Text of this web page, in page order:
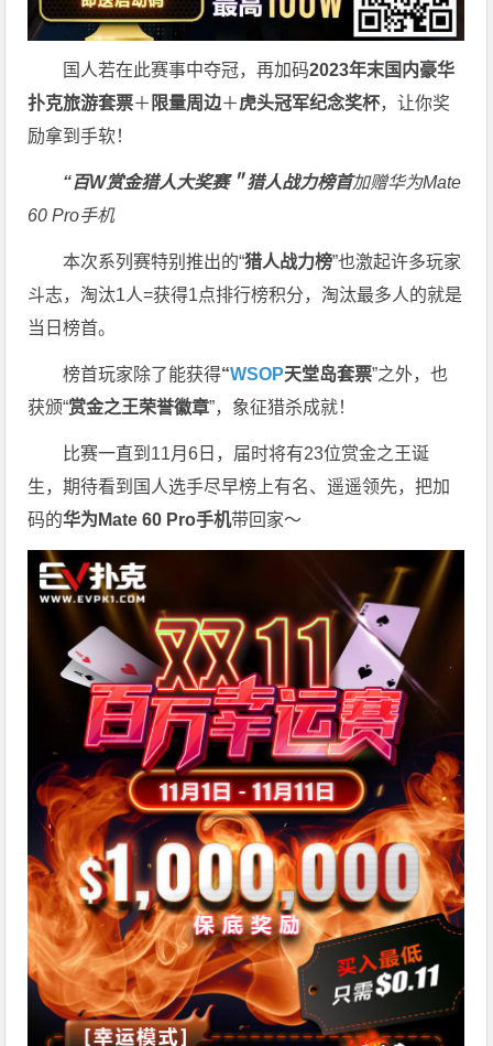
国人若在此赛事中夺冠，再加码2023年末国内豪华
扑克旅游套票＋ 限量周边＋虎头冠军纪念奖杯，让你奖
励拿到手软！
“百W赏金猎人大奖赛＂猎人战力榜首加赠华为Mate
60 Pro手机
本次系列赛特别推出的“猎人战力榜”也激起许多玩家
斗志，淘汰1人=获得1点排行榜积分，淘汰最多人的就是
当日榜首。
榜首玩家除了能获得“WSOP天堂岛套票”之外，也
获颁“赏金之王荣誉徽章”，象征猎杀成就！
比赛一直到11月6日，届时将有23位赏金之王诞
生，期待看到国人选手尽早榜上有名、遥遥领先，把加
码的华为Mate 60 Pro手机带回家～